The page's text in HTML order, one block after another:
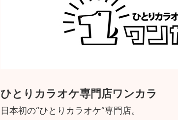
ひとりカラオケ専門店ワンカラ
日本初の“ひとりカラオケ”専門店。